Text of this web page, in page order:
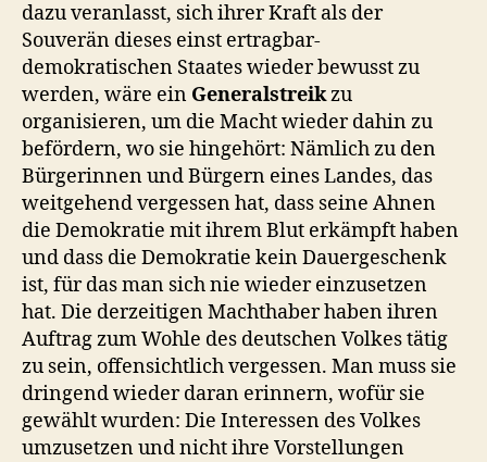
dazu veranlasst, sich ihrer Kraft als der
Souverän dieses einst ertragbar-
demokratischen Staates wieder bewusst zu
werden, wäre ein Generalstreikzu
organisieren, um die Macht wieder dahin zu
befördern, wo sie hingehört: Nämlich zu den
Bürgerinnen und Bürgern eines Landes, das
weitgehend vergessen hat, dass seine Ahnen
die Demokratie mit ihrem Blut erkämpft haben
und dass die Demokratie kein Dauergeschenk
ist, für das man sich nie wieder einzusetzen
hat. Die derzeitigen Machthaber haben ihren
Auftrag zum Wohle des deutschen Volkes tätig
zu sein, offensichtlich vergessen. Man muss sie
dringend wieder daran erinnern, wofür sie
gewählt wurden: Die Interessen des Volkes
umzusetzen und nicht ihre Vorstellungen